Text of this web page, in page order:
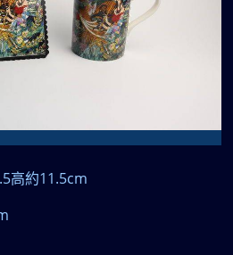
高約11.5cm